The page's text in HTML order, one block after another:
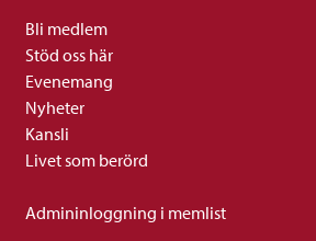
Bli medlem
Stöd oss här
Evenemang
Nyheter
Kansli
Livet som berörd
Admininloggning i memlist